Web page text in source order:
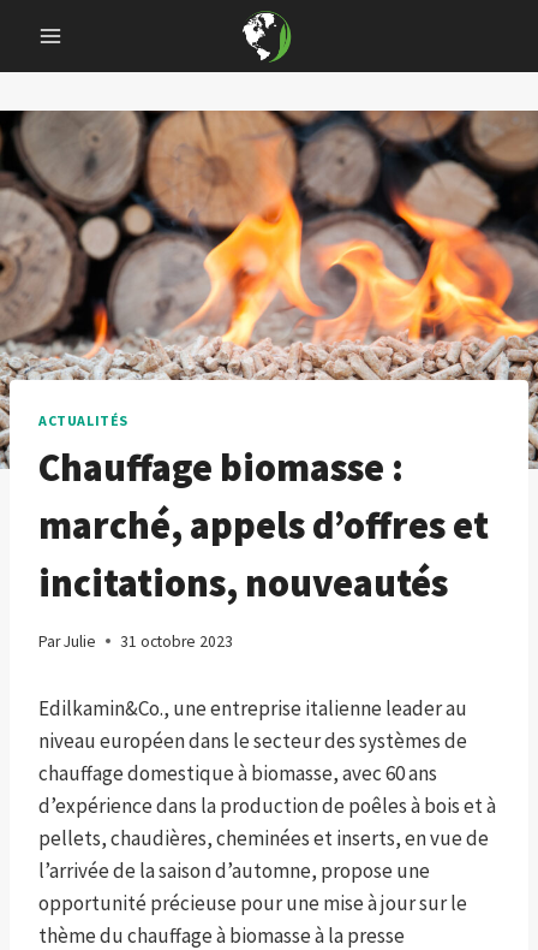
content
ACTUALITÉS
Chauffage biomasse :
marché, appels d’offres et
incitations, nouveautés
ParJulie 31 octobre 2023
Edilkamin&Co., une entreprise italienne leader au
niveau européen dans le secteur des systèmes de
chauffage domestique à biomasse, avec 60 ans
d’expérience dans la production de poêles à bois et à
pellets, chaudières, cheminées et inserts, en vue de
l’arrivée de la saison d’automne, propose une
opportunité précieuse pour une mise à jour sur le
thème du chauffage à biomasse à la presse